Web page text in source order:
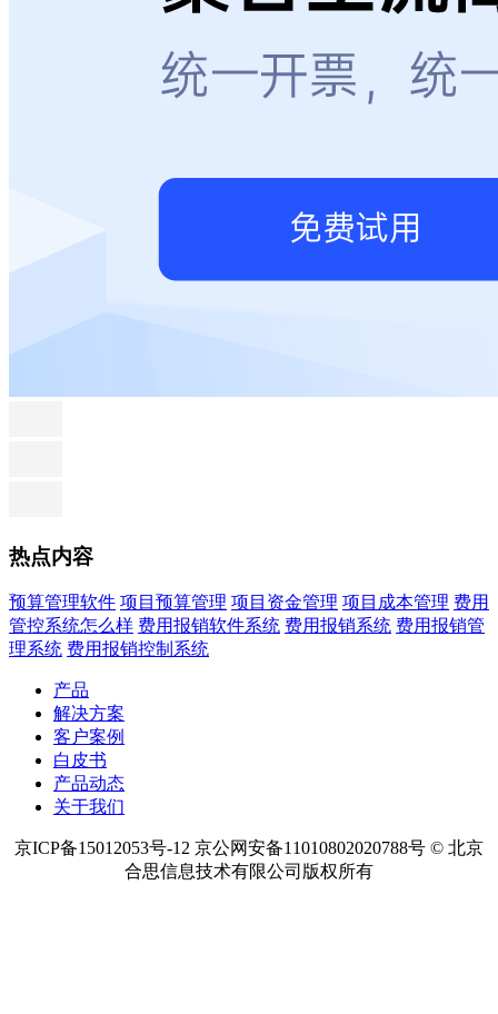
热点内容
预算管理软件 项目预算管理 项目资金管理 项目成本管理 费用
管控系统怎么样 费用报销软件系统 费用报销系统 费用报销管
理系统 费用报销控制系统
产品
解决方案
客户案例
白皮书
产品动态
关于我们
京ICP备15012053号-12 京公网安备11010802020788号 © 北京
合思信息技术有限公司版权所有